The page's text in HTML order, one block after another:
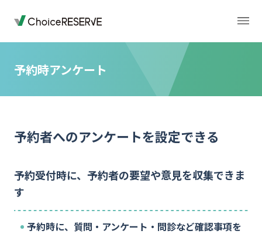
機能 導入事例
業種から選ぶ デモサイト
ご利用の流れ お役立ち情報
予約時アンケート
予約者へのアンケートを設定できる
予約受付時に、予約者の要望や意見を収集できま
す
予約時に、質問・アンケート・問診など確認事項を